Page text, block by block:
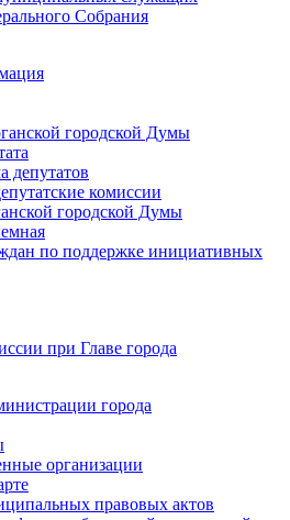
Cобрания
городской Думы
депутатов
комиссии
городской Думы
по поддержке инициативных
при Главе города
города
организации
правовых актов